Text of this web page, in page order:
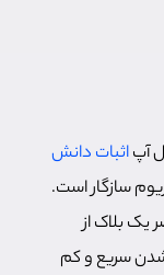
آپاثبات دانش
سازگار است.
یک بلاک از
سریع و کم